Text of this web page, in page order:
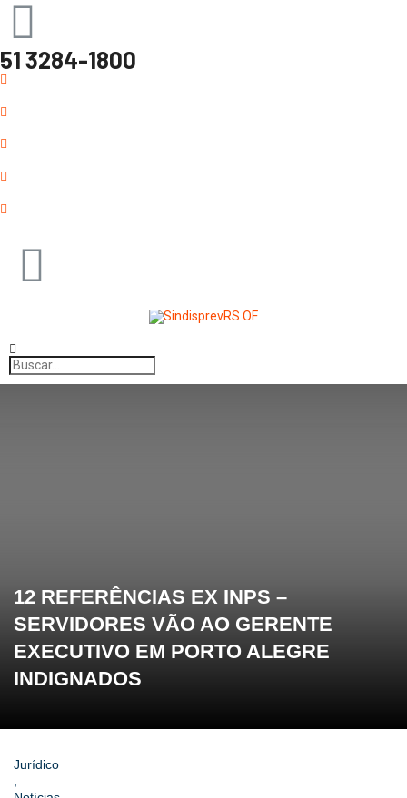
51 3284-1800
12 REFERÊNCIAS EX INPS –
SERVIDORES VÃO AO GERENTE
EXECUTIVO EM PORTO ALEGRE
INDIGNADOS
Jurídico
,